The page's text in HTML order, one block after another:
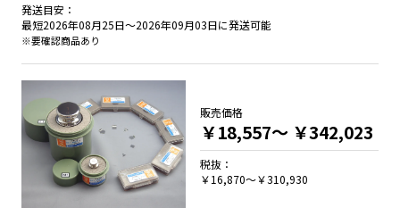
発送目安：
最短2026年08月25日～2026年09月03日に発送可能
※要確認商品あり
販売価格
￥18,557～ ￥342,023
税抜：
￥16,870～￥310,930